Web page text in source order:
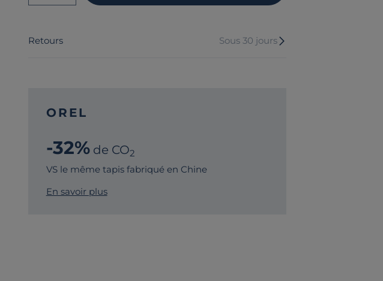
Retours Sous 30 jours
OREL
-32%de CO2
VS le même tapis fabriqué en Chine
En savoir plus